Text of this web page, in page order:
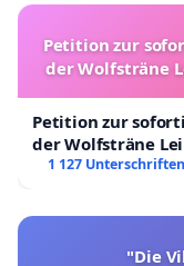
Petition zur
der Wolfsträne
Petition zur
der Wolfsträne
1 127 Unterschriften
"Die